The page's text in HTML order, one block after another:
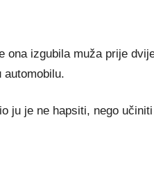
ona izgubila muža prije
ju je ne hapsiti, nego